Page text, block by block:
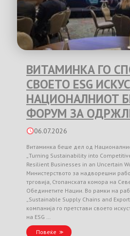
ВИТАМИНКА ГО
СВОЕТО ESG
НАЦИОНАЛНИОТ
ФОРУМ ЗА
06.07.2026
Витаминка беше дел од
„Turning Sustainability into
Resilient Businesses in an Uncertain
Министерството за надворешни
трговија, Стопанската комора на
Обединетите Нации. Во рамки на
„Sustainable Supply Chains and
компанија го претстави своето
на ESG …
Повеќе